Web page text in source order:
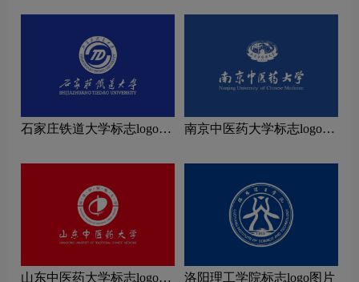
石家庄铁道大学标志logo图
南京中医药大学标志logo图
山东中医药大学标志logo图
洛阳理工学院标志logo图片